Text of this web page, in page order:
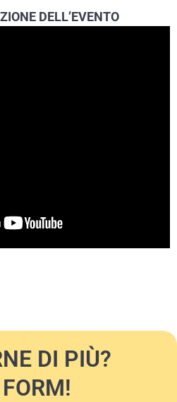
DELL’EVENTO
DI PIÙ?